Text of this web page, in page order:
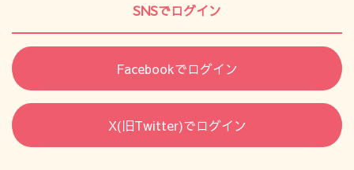
SNSでログイン
Facebookでログイン
X(旧Twitter)でログイン